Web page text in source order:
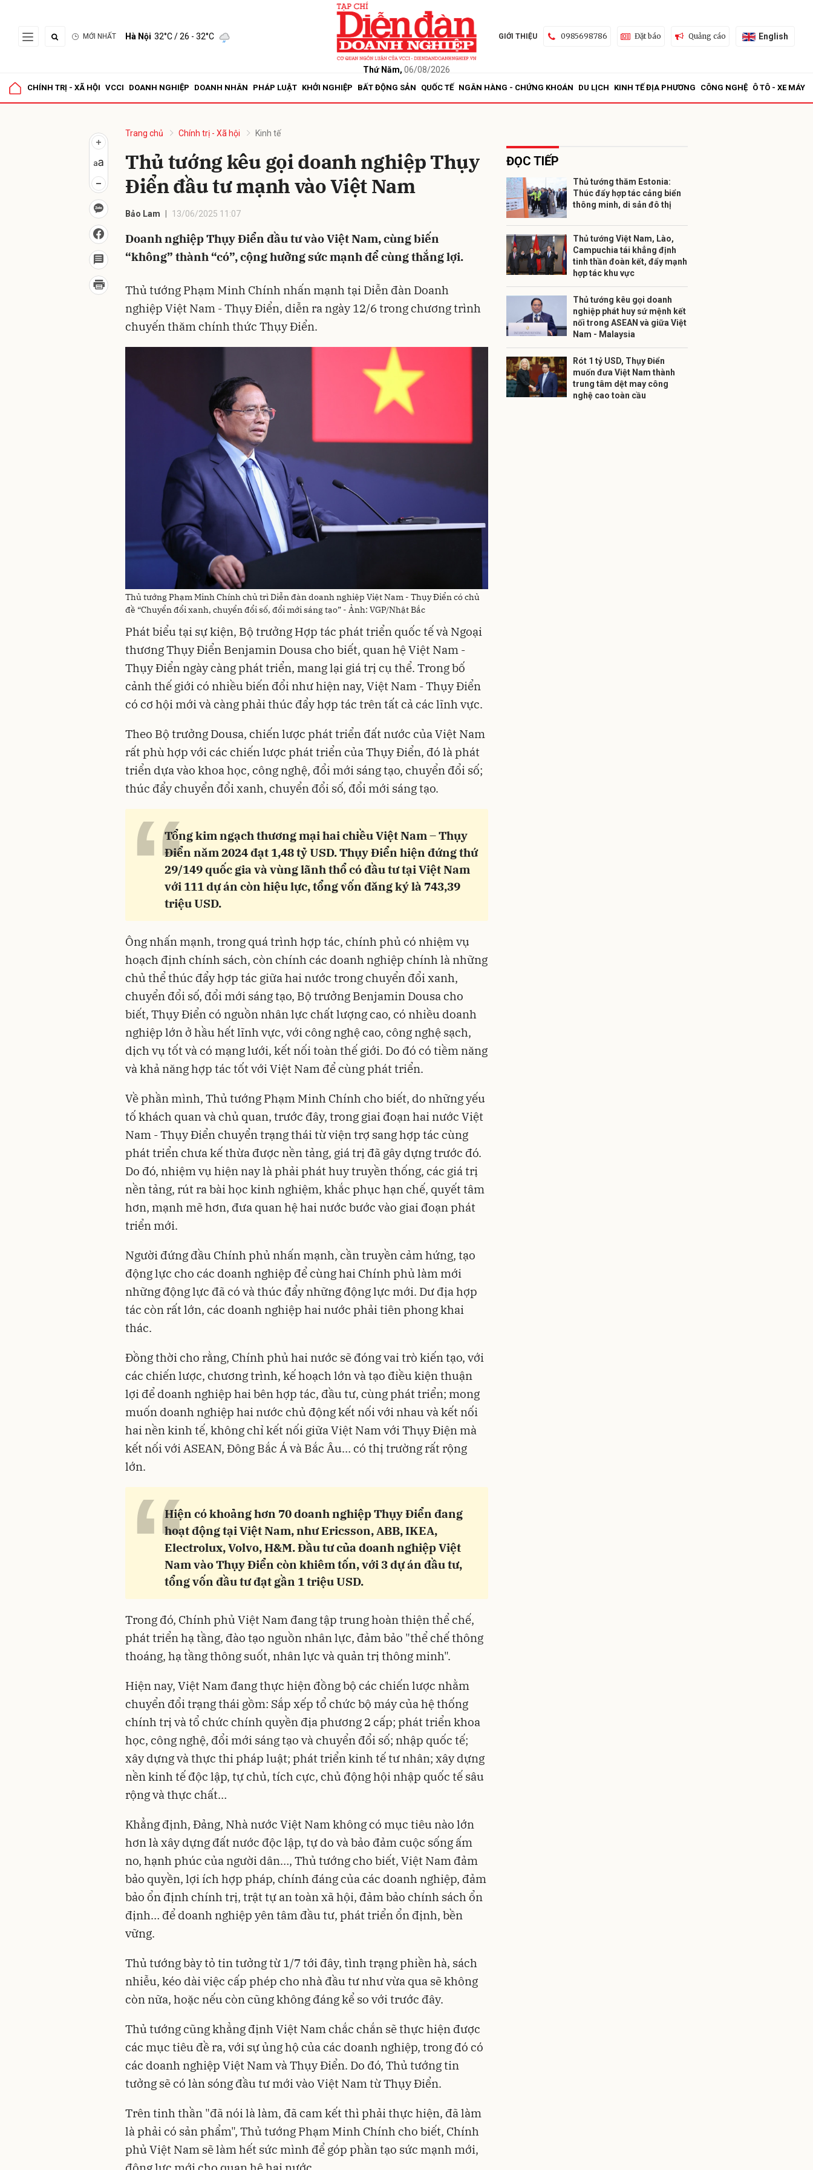
MỚI NHẤT Hà Nội 32°C/ 26 - 32°C
Thứ Năm, 06/08/2026
GIỚI THIỆU 0985698786 Đặt báo Quảng cáo English
CHÍNH TRỊ - XÃ HỘI VCCI DOANH NGHIỆP DOANH NHÂN PHÁP LUẬT KHỞI NGHIỆP BẤT ĐỘNG SẢN QUỐC TẾ NGÂN HÀNG - CHỨNG KHOÁN DU LỊCH KINH TẾ ĐỊA PHƯƠNG CÔNG NGHỆ Ô TÔ - XE MÁY
Trang chủ Chính trị - Xã hội Kinh tế
Thủ tướng kêu gọi doanh nghiệp Thụy
Điển đầu tư mạnh vào Việt Nam
Bảo Lam 13/06/2025 11:07
Doanh nghiệp Thụy Điển đầu tư vào Việt Nam, cùng biến
“không” thành “có”, cộng hưởng sức mạnh để cùng thắng lợi.
Thủ tướng Phạm Minh Chính nhấn mạnh tại Diễn đàn Doanh
nghiệp Việt Nam - Thụy Điển, diễn ra ngày 12/6 trong chương trình
chuyến thăm chính thức Thụy Điển.
Thủ tướng Phạm Minh Chính chủ trì Diễn đàn doanh nghiệp Việt Nam - Thụy Điển có chủ
đề “Chuyển đổi xanh, chuyển đổi số, đổi mới sáng tạo” - Ảnh: VGP/Nhật Bắc
Phát biểu tại sự kiện, Bộ trưởng Hợp tác phát triển quốc tế và Ngoại
thương Thụy Điển Benjamin Dousa cho biết, quan hệ Việt Nam -
Thụy Điển ngày càng phát triển, mang lại giá trị cụ thể. Trong bố
cảnh thế giới có nhiều biến đổi như hiện nay, Việt Nam - Thụy Điển
có cơ hội mới và càng phải thúc đẩy hợp tác trên tất cả các lĩnh vực.
Theo Bộ trưởng Dousa, chiến lược phát triển đất nước của Việt Nam
rất phù hợp với các chiến lược phát triển của Thụy Điển, đó là phát
triển dựa vào khoa học, công nghệ, đổi mới sáng tạo, chuyển đổi số;
thúc đẩy chuyển đổi xanh, chuyển đổi số, đổi mới sáng tạo.
“Tổng kim ngạch thương mại hai chiều Việt Nam – Thụy
Điển năm 2024 đạt 1,48 tỷ USD. Thụy Điển hiện đứng thứ
29/149 quốc gia và vùng lãnh thổ có đầu tư tại Việt Nam
với 111 dự án còn hiệu lực, tổng vốn đăng ký là 743,39
triệu USD.
Ông nhấn mạnh, trong quá trình hợp tác, chính phủ có nhiệm vụ
hoạch định chính sách, còn chính các doanh nghiệp chính là những
chủ thể thúc đẩy hợp tác giữa hai nước trong chuyển đổi xanh,
chuyển đổi số, đổi mới sáng tạo, Bộ trưởng Benjamin Dousa cho
biết, Thụy Điển có nguồn nhân lực chất lượng cao, có nhiều doanh
nghiệp lớn ở hầu hết lĩnh vực, với công nghệ cao, công nghệ sạch,
dịch vụ tốt và có mạng lưới, kết nối toàn thế giới. Do đó có tiềm năng
và khả năng hợp tác tốt với Việt Nam để cùng phát triển.
Về phần mình, Thủ tướng Phạm Minh Chính cho biết, do những yếu
tố khách quan và chủ quan, trước đây, trong giai đoạn hai nước Việt
Nam - Thụy Điển chuyển trạng thái từ viện trợ sang hợp tác cùng
phát triển chưa kế thừa được nền tảng, giá trị đã gây dựng trước đó.
Do đó, nhiệm vụ hiện nay là phải phát huy truyền thống, các giá trị
nền tảng, rút ra bài học kinh nghiệm, khắc phục hạn chế, quyết tâm
hơn, mạnh mẽ hơn, đưa quan hệ hai nước bước vào giai đoạn phát
triển mới.
Người đứng đầu Chính phủ nhấn mạnh, cần truyền cảm hứng, tạo
động lực cho các doanh nghiệp để cùng hai Chính phủ làm mới
những động lực đã có và thúc đẩy những động lực mới. Dư địa hợp
tác còn rất lớn, các doanh nghiệp hai nước phải tiên phong khai
thác.
Đồng thời cho rằng, Chính phủ hai nước sẽ đóng vai trò kiến tạo, với
các chiến lược, chương trình, kế hoạch lớn và tạo điều kiện thuận
lợi để doanh nghiệp hai bên hợp tác, đầu tư, cùng phát triển; mong
muốn doanh nghiệp hai nước chủ động kết nối với nhau và kết nối
hai nền kinh tế, không chỉ kết nối giữa Việt Nam với Thụy Điện mà
kết nối với ASEAN, Đông Bắc Á và Bắc Âu… có thị trường rất rộng
lớn.
“Hiện có khoảng hơn 70 doanh nghiệp Thụy Điển đang
hoạt động tại Việt Nam, như Ericsson, ABB, IKEA,
Electrolux, Volvo, H&M. Đầu tư của doanh nghiệp Việt
Nam vào Thụy Điển còn khiêm tốn, với 3 dự án đầu tư,
tổng vốn đầu tư đạt gần 1 triệu USD.
Trong đó, Chính phủ Việt Nam đang tập trung hoàn thiện thể chế,
phát triển hạ tầng, đào tạo nguồn nhân lực, đảm bảo "thể chế thông
thoáng, hạ tầng thông suốt, nhân lực và quản trị thông minh".
Hiện nay, Việt Nam đang thực hiện đồng bộ các chiến lược nhằm
chuyển đổi trạng thái gồm: Sắp xếp tổ chức bộ máy của hệ thống
chính trị và tổ chức chính quyền địa phương 2 cấp; phát triển khoa
học, công nghệ, đổi mới sáng tạo và chuyển đổi số; nhập quốc tế;
xây dựng và thực thi pháp luật; phát triển kinh tế tư nhân; xây dựng
nền kinh tế độc lập, tự chủ, tích cực, chủ động hội nhập quốc tế sâu
rộng và thực chất…
Khẳng định, Đảng, Nhà nước Việt Nam không có mục tiêu nào lớn
hơn là xây dựng đất nước độc lập, tự do và bảo đảm cuộc sống ấm
no, hạnh phúc của người dân…, Thủ tướng cho biết, Việt Nam đảm
bảo quyền, lợi ích hợp pháp, chính đáng của các doanh nghiệp, đảm
bảo ổn định chính trị, trật tự an toàn xã hội, đảm bảo chính sách ổn
định… để doanh nghiệp yên tâm đầu tư, phát triển ổn định, bền
vững.
Thủ tướng bày tỏ tin tưởng từ 1/7 tới đây, tình trạng phiền hà, sách
nhiễu, kéo dài việc cấp phép cho nhà đầu tư như vừa qua sẽ không
còn nữa, hoặc nếu còn cũng không đáng kể so với trước đây.
Thủ tướng cũng khẳng định Việt Nam chắc chắn sẽ thực hiện được
các mục tiêu đề ra, với sự ủng hộ của các doanh nghiệp, trong đó có
các doanh nghiệp Việt Nam và Thụy Điển. Do đó, Thủ tướng tin
tưởng sẽ có làn sóng đầu tư mới vào Việt Nam từ Thụy Điển.
Trên tinh thần "đã nói là làm, đã cam kết thì phải thực hiện, đã làm
là phải có sản phẩm", Thủ tướng Phạm Minh Chính cho biết, Chính
phủ Việt Nam sẽ làm hết sức mình để góp phần tạo sức mạnh mới,
ĐỌC TIẾP
Thủ tướng thăm Estonia:
Thúc đẩy hợp tác cảng biển
thông minh, di sản đô thị
Thủ tướng Việt Nam, Lào,
Campuchia tái khẳng định
tinh thần đoàn kết, đẩy mạnh
hợp tác khu vực
Thủ tướng kêu gọi doanh
nghiệp phát huy sứ mệnh kết
nối trong ASEAN và giữa Việt
Nam - Malaysia
Rót 1 tỷ USD, Thụy Điển
muốn đưa Việt Nam thành
trung tâm dệt may công
nghệ cao toàn cầu
Gửi